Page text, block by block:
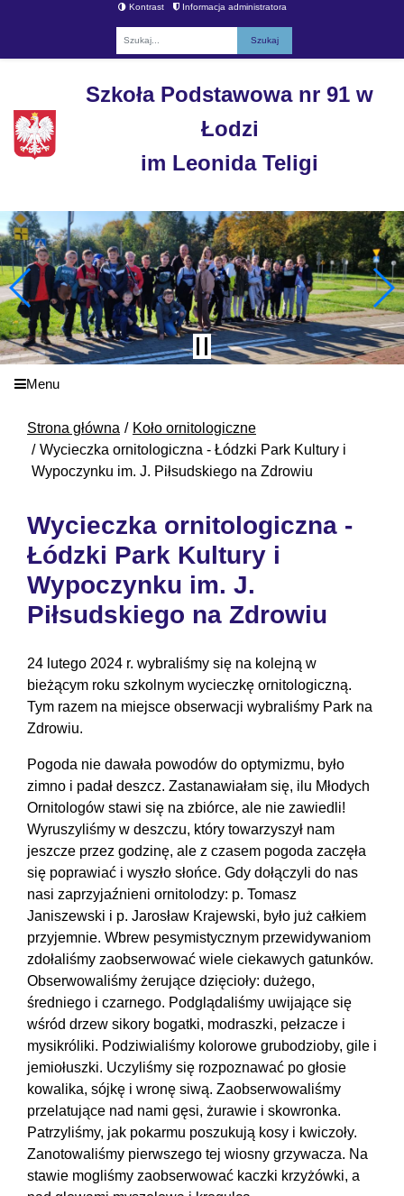
Kontrast Informacja administratora
Szkoła Podstawowa nr 91 w
Łodzi
im Leonida Teligi
Menu
Strona główna
Koło ornitologiczne
Wycieczka ornitologiczna - Łódzki Park Kultury i
Wypoczynku im. J. Piłsudskiego na Zdrowiu
Wycieczka ornitologiczna -
Łódzki Park Kultury i
Wypoczynku im. J.
Piłsudskiego na Zdrowiu
24 lutego 2024 r. wybraliśmy się na kolejną w
bieżącym roku szkolnym wycieczkę ornitologiczną.
Tym razem na miejsce obserwacji wybraliśmy Park na
Zdrowiu.
Pogoda nie dawała powodów do optymizmu, było
zimno i padał deszcz. Zastanawiałam się, ilu Młodych
Ornitologów stawi się na zbiórce, ale nie zawiedli!
Wyruszyliśmy w deszczu, który towarzyszył nam
jeszcze przez godzinę, ale z czasem pogoda zaczęła
się poprawiać i wyszło słońce. Gdy dołączyli do nas
nasi zaprzyjaźnieni ornitolodzy: p. Tomasz
Janiszewski i p. Jarosław Krajewski, było już całkiem
przyjemnie. Wbrew pesymistycznym przewidywaniom
zdołaliśmy zaobserwować wiele ciekawych gatunków.
Obserwowaliśmy żerujące dzięcioły: dużego,
średniego i czarnego. Podglądaliśmy uwijające się
wśród drzew sikory bogatki, modraszki, pełzacze i
mysikróliki. Podziwialiśmy kolorowe grubodzioby, gile i
jemiołuszki. Uczyliśmy się rozpoznawać po głosie
kowalika, sójkę i wronę siwą. Zaobserwowaliśmy
przelatujące nad nami gęsi, żurawie i skowronka.
Patrzyliśmy, jak pokarmu poszukują kosy i kwiczoły.
Zanotowaliśmy pierwszego tej wiosny grzywacza. Na
stawie mogliśmy zaobserwować kaczki krzyżówki, a